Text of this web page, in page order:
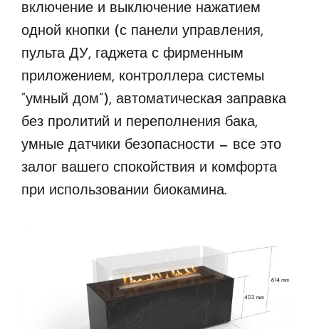
включение и выключение нажатием
одной кнопки (с панели управления,
пульта ДУ, гаджета с фирменным
приложением, контроллера системы
“умный дом”), автоматическая заправка
без пролитий и переполнения бака,
умные датчики безопасности — все это
залог вашего спокойствия и комфорта
при использовании биокамина.